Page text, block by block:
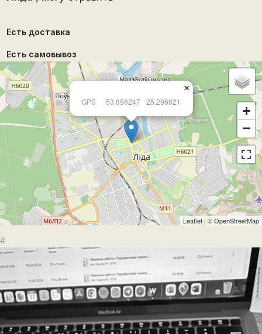
Есть доставка
Есть самовывоз
GPS 53.896247 25.296021
×
+
−
Leaflet | ©OpenStreetMap
#